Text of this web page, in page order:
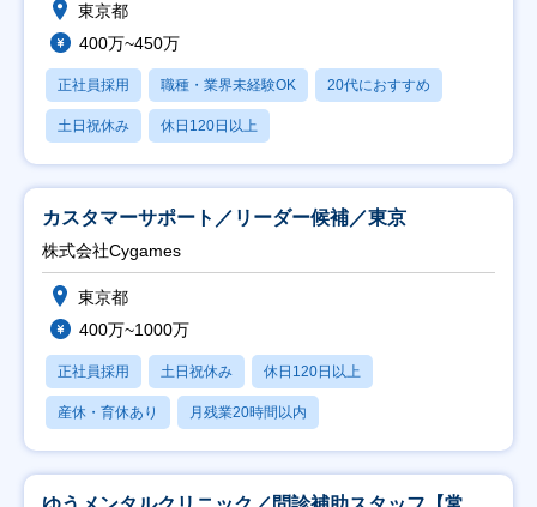
東京都
400万~450万
正社員採用 職種・業界未経験OK 20代におすすめ
土日祝休み 休日120日以上
カスタマーサポート／リーダー候補／東京
株式会社Cygames
東京都
400万~1000万
正社員採用 土日祝休み 休日120日以上
産休・育休あり 月残業20時間以内